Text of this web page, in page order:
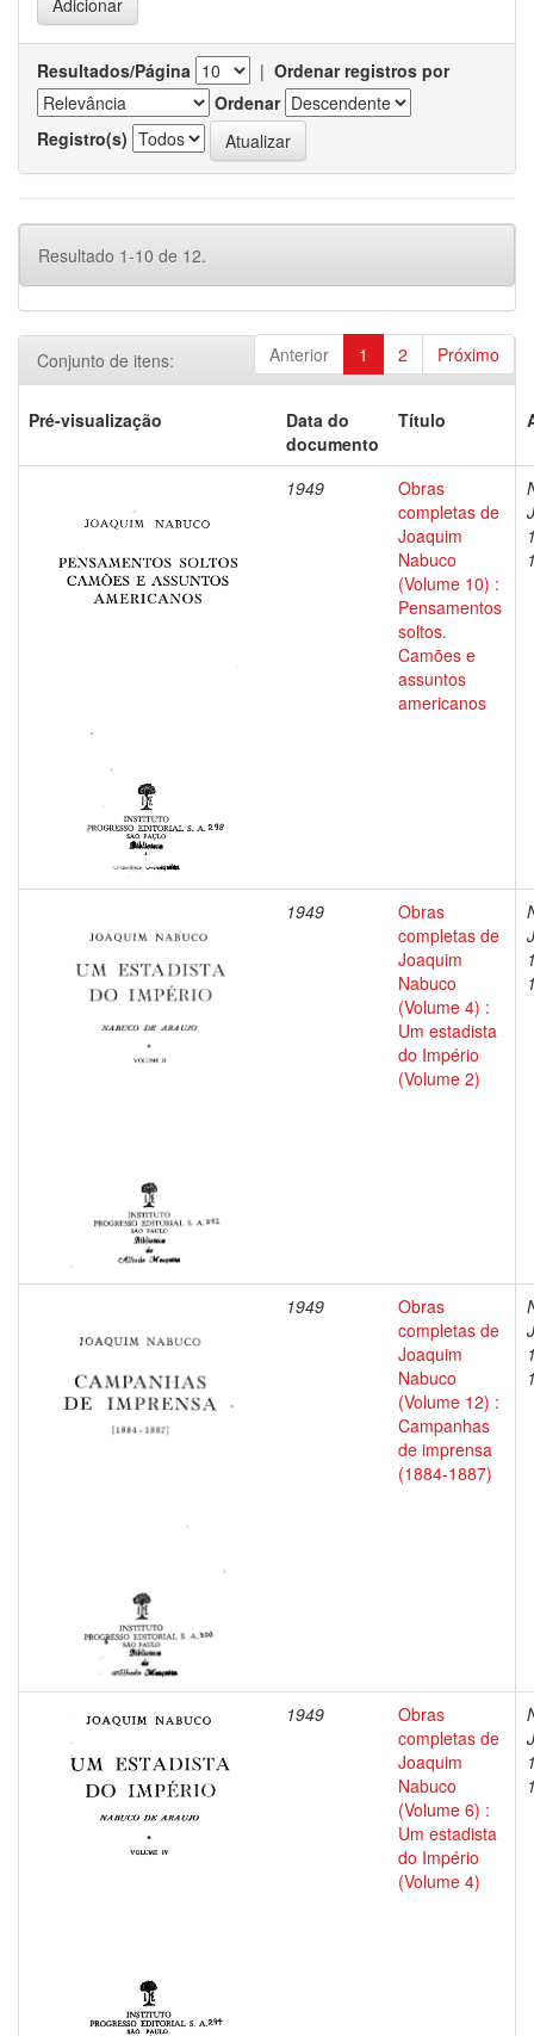
Resultados/Página | Ordenar registros por
Ordenar
Registro(s)
Resultado 1-10 de 12.
Anterior 1 2 Próximo
Conjunto de itens:
Pré-visualização
Data do
documento
Título
1949
Obras
completas de
Joaquim
Nabuco
(Volume 10) :
Pensamentos
soltos.
Camões e
assuntos
americanos
1949
Obras
completas de
Joaquim
Nabuco
(Volume 4) :
Um estadista
do Império
(Volume 2)
1949
Obras
completas de
Joaquim
Nabuco
(Volume 12) :
Campanhas
de imprensa
(1884-1887)
1949
Obras
completas de
Joaquim
Nabuco
(Volume 6) :
Um estadista
do Império
(Volume 4)